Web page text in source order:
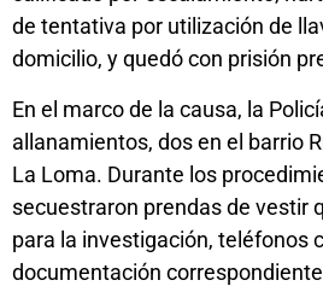
de tentativa por utilización de
domicilio, y quedó con prisión
En el marco de la causa, la
allanamientos, dos en el barrio
La Loma. Durante los
secuestraron prendas de vestir
para la investigación, teléfonos
documentación